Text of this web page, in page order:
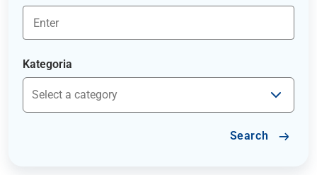
Kategoria
Search